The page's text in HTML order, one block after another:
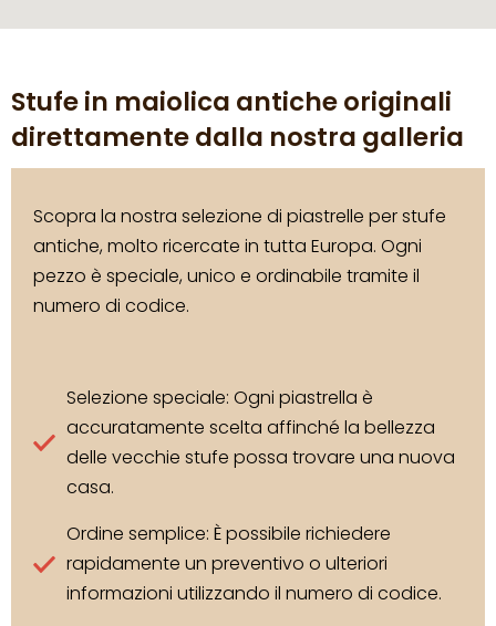
Stufe in maiolica antiche originali
direttamente dalla nostra galleria
Scopra la nostra selezione di piastrelle per stufe
antiche, molto ricercate in tutta Europa. Ogni
pezzo è speciale, unico e ordinabile tramite il
numero di codice.
Selezione speciale: Ogni piastrella è
accuratamente scelta affinché la bellezza
delle vecchie stufe possa trovare una nuova
casa.
Ordine semplice: È possibile richiedere
rapidamente un preventivo o ulteriori
informazioni utilizzando il numero di codice.